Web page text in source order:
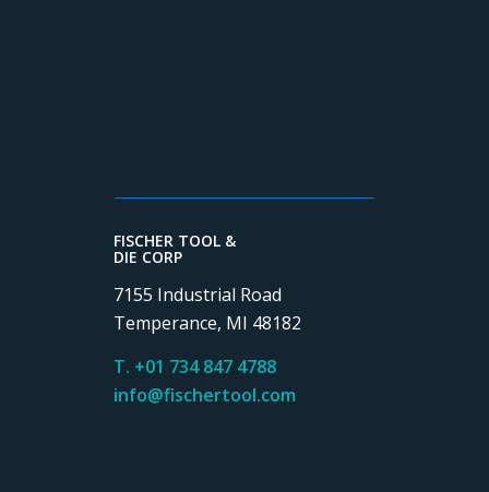
FISCHER TOOL &
DIE CORP
7155 Industrial Road
Temperance, MI 48182
T. +01 734 847 4788
info@fischertool.com